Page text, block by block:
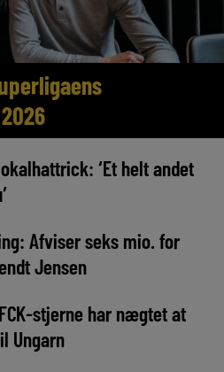
‘Et helt andet
Afviser seks mio. for
Jensen
stjerne har nægtet at
Ungarn